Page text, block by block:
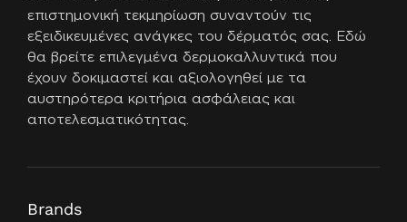
επιστημονική τεκμηρίωση συναντούν τις
εξειδικευμένες ανάγκες του δέρματός σας. Εδώ
θα βρείτε επιλεγμένα δερμοκαλλυντικά που
έχουν δοκιμαστεί και αξιολογηθεί με τα
αυστηρότερα κριτήρια ασφάλειας και
αποτελεσματικότητας.
Brands